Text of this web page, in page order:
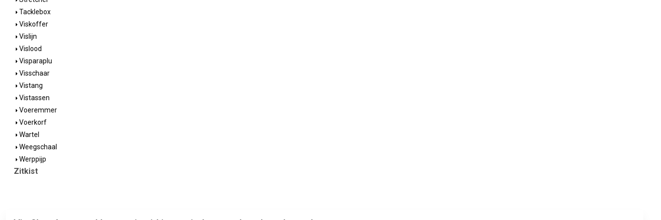
Tacklebox
Viskoffer
Vislijn
Vislood
Visparaplu
Visschaar
Vistang
Vistassen
Voeremmer
Voerkorf
Wartel
Weegschaal
Werppijp
Zitkist